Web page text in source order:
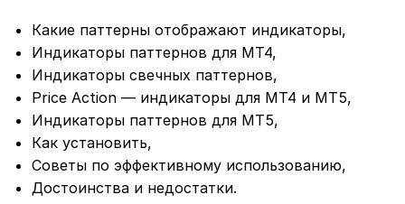
Какие паттерны отображают индикаторы,
Индикаторы паттернов для МТ4,
Индикаторы свечных паттернов,
Price Action — индикаторы для МТ4 и МТ5,
Индикаторы паттернов для МТ5,
Как установить,
Советы по эффективному использованию,
Достоинства и недостатки.